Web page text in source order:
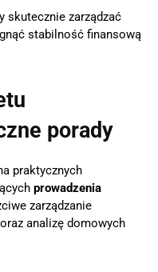
skutecznie zarządzać
stabilność finansową
porady
praktycznych
prowadzenia
zarządzanie
analizę domowych